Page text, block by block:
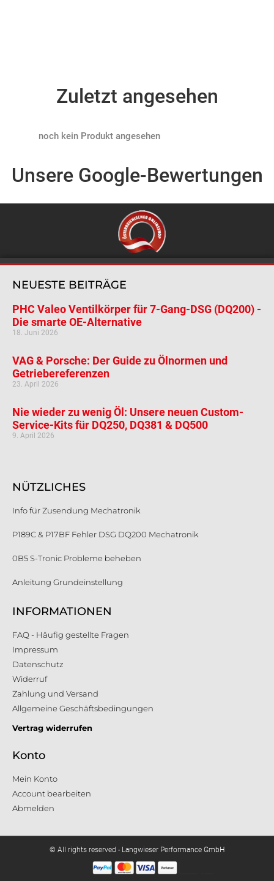
Zuletzt angesehen
Products not found
Unsere Google-Bewertungen
NEUESTE BEITRÄGE
PHC Valeo Ventilkörper für 7-Gang-DSG (DQ200) -
Die smarte OE-Alternative
18. Juni 2026
VAG & Porsche: Der Guide zu Ölnormen und
Getriebereferenzen
23. April 2026
Nie wieder zu wenig Öl: Unsere neuen Custom-
Service-Kits für DQ250, DQ381 & DQ500
9. April 2026
NÜTZLICHES
Info für Zusendung Mechatronik
P189C & P17BF Fehler DSG DQ200 Mechatronik
0B5 S-Tronic Probleme beheben
Anleitung Grundeinstellung
INFORMATIONEN
FAQ - Häufig gestellte Fragen
Impressum
Datenschutz
Widerruf
Zahlung und Versand
Allgemeine Geschäftsbedingungen
Vertrag widerrufen
Konto
Mein Konto
Account bearbeiten
Abmelden
© All rights reserved - Langwieser Performance GmbH